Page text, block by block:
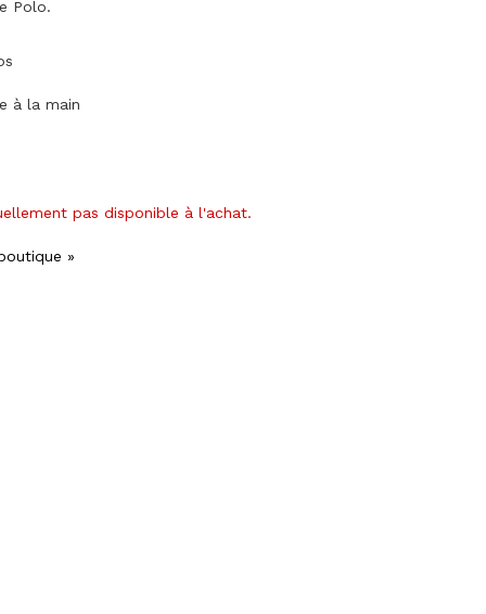
Polo.
à la main
pas disponible à l'achat.
»